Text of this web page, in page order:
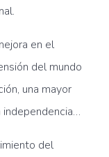
en el
del mundo
una mayor
del